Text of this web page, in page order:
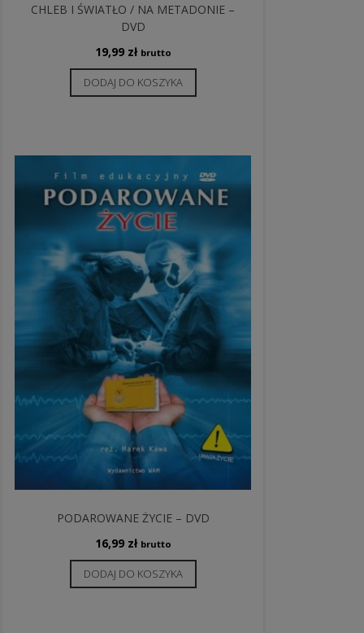
CHLEB I ŚWIATŁO / NA METADONIE –
DVD
19,99 zł brutto
DODAJ DO KOSZYKA
PODAROWANE ŻYCIE – DVD
16,99 zł brutto
DODAJ DO KOSZYKA